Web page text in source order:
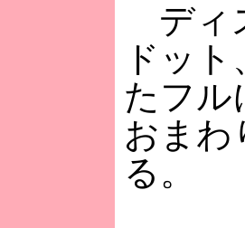
ディ
ドッ
たフル
おまわ
る。